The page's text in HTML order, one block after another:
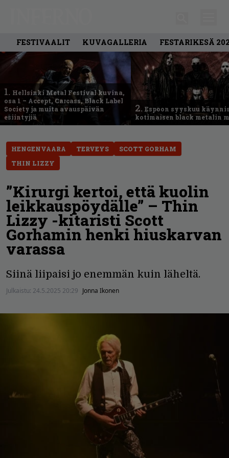
FESTIVAALIT KUVAGALLERIA FESTARIKESÄ
1. Hellsinki Metal Festival kuvina,
osa 1 – Accept, Carcass, Black Label
Society ja muita avauspäivän
esiintyjiä
2. Espoon syyskuu
kotimaisen black metalin
HENGENVAARA TERVEYS
SCOTT GORHAM
THIN LIZZY
”Kirurgi kertoi, että kuolin
leikkauspöydälle” – Thin
Lizzy -kitaristi Scott
Gorhamin henki hiuskarvan
varassa
Siinä liipaisi jo enemmän kuin läheltä.
Julkaistu: 24.5.2025 20:29 Jonna Ikonen